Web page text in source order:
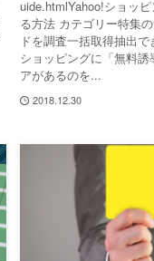
uide.htmlYahoo!ショッ
る方法 カテゴリー特集
ドを調査一括取得抽出
ショッピングに「無料誘
アがあるのを...
2018.12.30